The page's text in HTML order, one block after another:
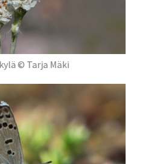
© Tarja Mäki